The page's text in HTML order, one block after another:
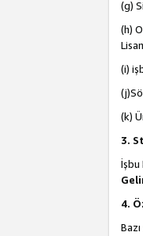
(g)
(h)
(i)
(k)
3.
İşbu
4.